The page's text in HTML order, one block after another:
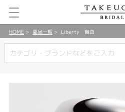
HOME 商品一覧 Liberty 自由